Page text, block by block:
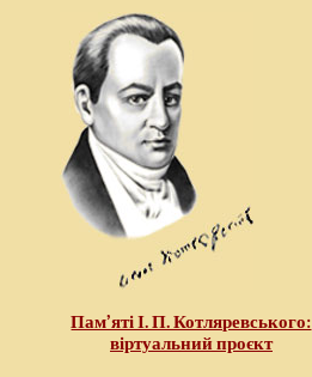
Пам’яті І. П. Котляревського:
віртуальний проєкт